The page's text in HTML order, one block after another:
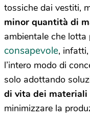
tossiche dai vestiti,
minor quantità di
ambientale che lotta
consapevole,
l’intero modo di
solo adottando
di vita dei
minimizzare la